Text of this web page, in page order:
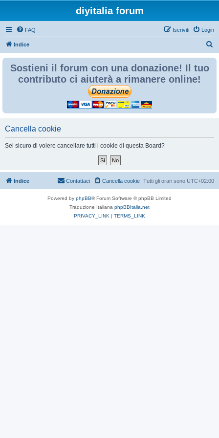
diyitalia forum
FAQ Login
Iscriviti
Indice
Sostieni il forum con una donazione! Il tuo
contributo ci aiuterà a rimanere online!
Cancella cookie
Sei sicuro di volere cancellare tutti i cookie di questa Board?
Indice Tutti gli orari sono UTC+02:00
Cancella cookie
Contattaci
Powered by phpBB® Forum Software © phpBB Limited
Traduzione Italiana phpBBItalia.net
PRIVACY_LINK | TERMS_LINK